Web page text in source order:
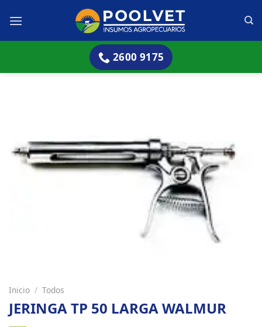
2600 9175
Inicio / Todos
JERINGA TP 50 LARGA WALMUR